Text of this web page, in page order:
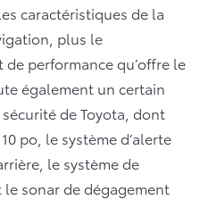
caractéristiques de la
plus le
performance qu’offre le
également un certain
de Toyota, dont
po, le système d’alerte
le système de
sonar de dégagement